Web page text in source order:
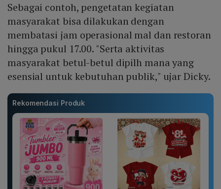
Sebagai contoh, pengetatan kegiatan
masyarakat bisa dilakukan dengan
membatasi jam operasional mal dan restoran
hingga pukul 17.00. "Serta aktivitas
masyarakat betul-betul dipilh mana yang
esensial untuk kebutuhan publik," ujar Dicky.
Rekomendasi Produk